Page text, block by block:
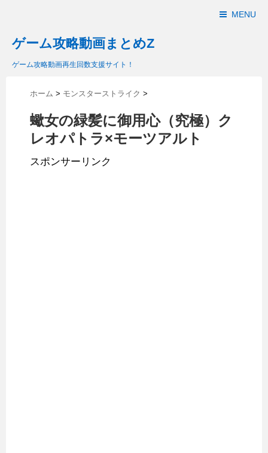
MENU
ゲーム攻略動画まとめZ
ゲーム攻略動画再生回数支援サイト！
ホーム > モンスターストライク >
蠍女の緑髪に御用心（究極）ク
レオパトラ×モーツアルト
スポンサーリンク